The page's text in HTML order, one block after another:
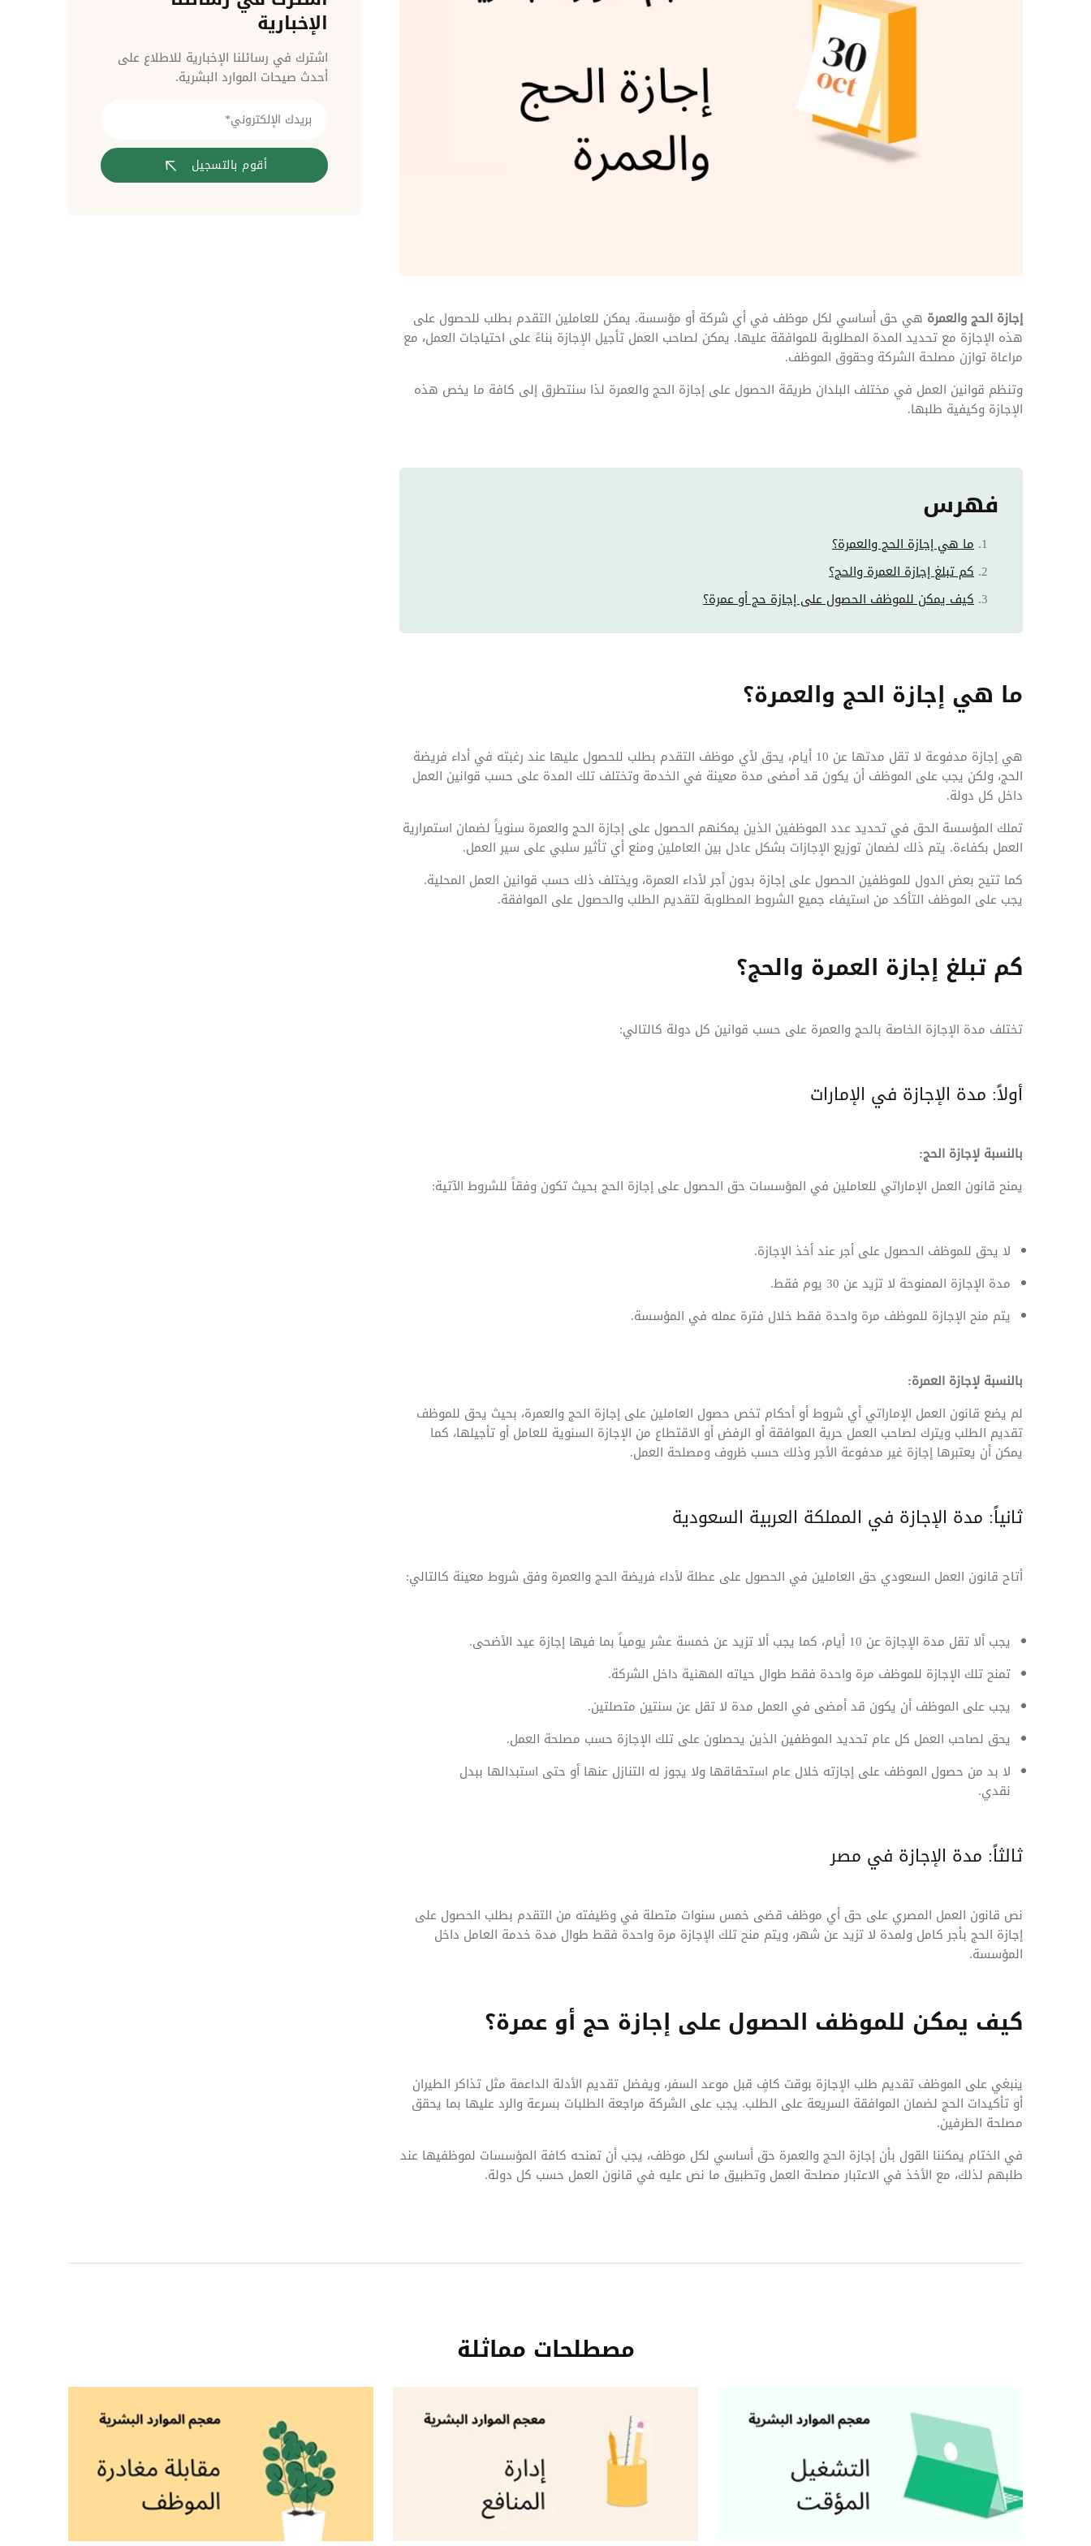
إجازة الحج والعمرة هي حق أساسي لكل موظف في أي شركة أو مؤسسة. يمكن للعاملين التقدم بطلب للحصول على
هذه الإجازة مع تحديد المدة المطلوبة للموافقة عليها. يمكن لصاحب العمل تأجيل الإجازة بناءً على احتياجات العمل، مع
مراعاة توازن مصلحة الشركة وحقوق الموظف.
وتنظم قوانين العمل في مختلف البلدان طريقة الحصول على إجازة الحج والعمرة لذا سنتطرق إلى كافة ما يخص هذه
الإجازة وكيفية طلبها.
فهرس
ما هي إجازة الحج والعمرة؟
كم تبلغ إجازة العمرة والحج؟
كيف يمكن للموظف الحصول على إجازة حج أو عمرة؟
ما هي إجازة الحج والعمرة؟
هي إجازة مدفوعة لا تقل مدتها عن 10 أيام، يحق لأي موظف التقدم بطلب للحصول عليها عند رغبته في أداء فريضة
الحج، ولكن يجب على الموظف أن يكون قد أمضى مدة معينة في الخدمة وتختلف تلك المدة على حسب قوانين العمل
داخل كل دولة.
تملك المؤسسة الحق في تحديد عدد الموظفين الذين يمكنهم الحصول على إجازة الحج والعمرة سنوياً لضمان استمرارية
العمل بكفاءة. يتم ذلك لضمان توزيع الإجازات بشكل عادل بين العاملين ومنع أي تأثير سلبي على سير العمل.
كما تتيح بعض الدول للموظفين الحصول على إجازة بدون أجر لأداء العمرة، ويختلف ذلك حسب قوانين العمل المحلية.
يجب على الموظف التأكد من استيفاء جميع الشروط المطلوبة لتقديم الطلب والحصول على الموافقة.
كم تبلغ إجازة العمرة والحج؟
تختلف مدة الإجازة الخاصة بالحج والعمرة على حسب قوانين كل دولة كالتالي:
أولاً: مدة الإجازة في الإمارات
بالنسبة لإجازة الحج:
يمنح قانون العمل الإماراتي للعاملين في المؤسسات حق الحصول على إجازة الحج بحيث تكون وفقاً للشروط الآتية:
لا يحق للموظف الحصول على أجر عند أخذ الإجازة.
مدة الإجازة الممنوحة لا تزيد عن 30 يوم فقط.
يتم منح الإجازة للموظف مرة واحدة فقط خلال فترة عمله في المؤسسة.
بالنسبة لإجازة العمرة:
لم يضع قانون العمل الإماراتي أي شروط أو أحكام تخص حصول العاملين على إجازة الحج والعمرة، بحيث يحق للموظف
تقديم الطلب ويترك لصاحب العمل حرية الموافقة أو الرفض أو الاقتطاع من الإجازة السنوية للعامل أو تأجيلها، كما
يمكن أن يعتبرها إجازة غير مدفوعة الأجر وذلك حسب ظروف ومصلحة العمل.
ثانياً: مدة الإجازة في المملكة العربية السعودية
أتاح قانون العمل السعودي حق العاملين في الحصول على عطلة لأداء فريضة الحج والعمرة وفق شروط معينة كالتالي:
يجب ألا تقل مدة الإجازة عن 10 أيام، كما يجب ألا تزيد عن خمسة عشر يومياً بما فيها إجازة عيد الأضحى.
تمنح تلك الإجازة للموظف مرة واحدة فقط طوال حياته المهنية داخل الشركة.
يجب على الموظف أن يكون قد أمضى في العمل مدة لا تقل عن سنتين متصلتين.
يحق لصاحب العمل كل عام تحديد الموظفين الذين يحصلون على تلك الإجازة حسب مصلحة العمل.
لا بد من حصول الموظف على إجازته خلال عام استحقاقها ولا يجوز له التنازل عنها أو حتى استبدالها ببدل
نقدي.
ثالثاً: مدة الإجازة في مصر
نص قانون العمل المصري على حق أي موظف قضى خمس سنوات متصلة في وظيفته من التقدم بطلب الحصول على
إجازة الحج بأجر كامل ولمدة لا تزيد عن شهر، ويتم منح تلك الإجازة مرة واحدة فقط طوال مدة خدمة العامل داخل
المؤسسة.
كيف يمكن للموظف الحصول على إجازة حج أو عمرة؟
ينبغي على الموظف تقديم طلب الإجازة بوقت كافٍ قبل موعد السفر، ويفضل تقديم الأدلة الداعمة مثل تذاكر الطيران
أو تأكيدات الحج لضمان الموافقة السريعة على الطلب. يجب على الشركة مراجعة الطلبات بسرعة والرد عليها بما يحقق
مصلحة الطرفين.
في الختام يمكننا القول بأن إجازة الحج والعمرة حق أساسي لكل موظف، يجب أن تمنحه كافة المؤسسات لموظفيها عند
طلبهم لذلك، مع الأخذ في الاعتبار مصلحة العمل وتطبيق ما نص عليه في قانون العمل حسب كل دولة.
الإخبارية
اشترك في رسائلنا الإخبارية للاطلاع على
أحدث صيحات الموارد البشرية.
أقوم بالتسجيل
مصطلحات مماثلة
تحسين متابعة مهام وقوائم التحقق الخاصة
تتبع التأمين الصحي
قم بتتبع طلبات استرداد تكاليف الرعاية
مراقبة الدخول